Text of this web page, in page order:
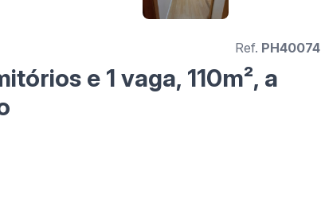
Ref. PH40074
e 1 vaga, 110m², a